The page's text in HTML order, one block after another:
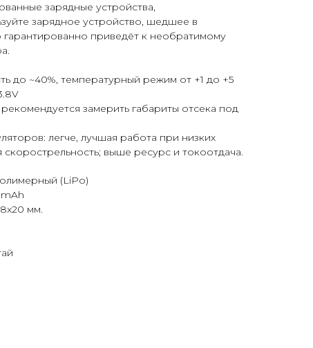
зарядные устройства,
зарядное устройство, шедшее в
приведёт к необратимому
до ~40%, температурный режим от +1 до +5
замерить габариты отсека под
легче, лучшая работа при низких
выше ресурс и токоотдача.
(LiPo)
мм.